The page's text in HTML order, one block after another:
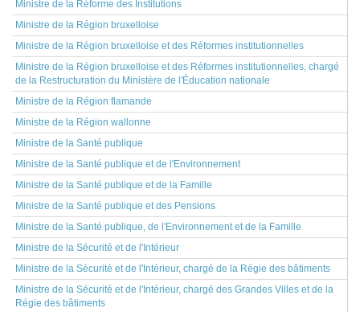
Ministre de la Réforme des Institutions
Ministre de la Région bruxelloise
Ministre de la Région bruxelloise et des Réformes institutionnelles
Ministre de la Région bruxelloise et des Réformes institutionnelles, chargé
de la Restructuration du Ministère de l'Éducation nationale
Ministre de la Région flamande
Ministre de la Région wallonne
Ministre de la Santé publique
Ministre de la Santé publique et de l'Environnement
Ministre de la Santé publique et de la Famille
Ministre de la Santé publique et des Pensions
Ministre de la Santé publique, de l'Environnement et de la Famille
Ministre de la Sécurité et de l'Intérieur
Ministre de la Sécurité et de l'Intérieur, chargé de la Régie des bâtiments
Ministre de la Sécurité et de l'Intérieur, chargé des Grandes Villes et de la
Régie des bâtiments